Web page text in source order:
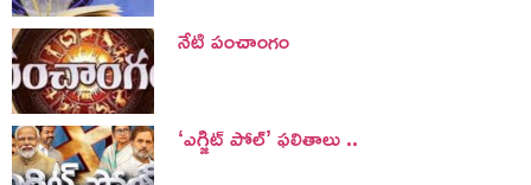
నేటి పంచాంగం
‘ఎగ్జిట్ పోల్’ ఫలితాలు ..